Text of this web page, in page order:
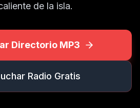
de la isla.
Directorio MP3
Radio Gratis